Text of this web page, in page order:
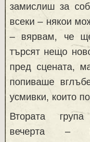
замислиш за
всеки – някои
– вярвам, че
търсят нещо
пред сцената,
попиваше
усмивки, които
Втората
вечерта –